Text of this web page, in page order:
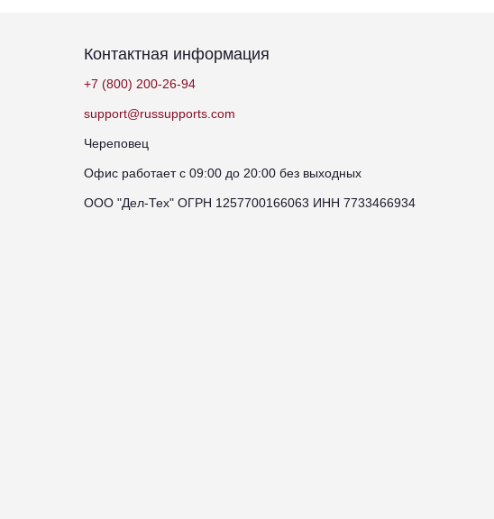
Контактная информация
+7 (800) 200-26-94
support@russupports.com
Череповец
Офис работает с 09:00 до 20:00 без выходных
ООО "Дел-Тех" ОГРН 1257700166063 ИНН 7733466934